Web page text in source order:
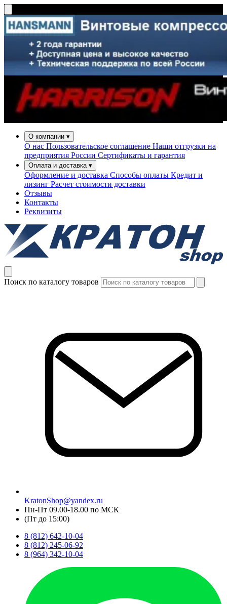
О компании ▾
О нас Пользовательское соглашение Наши отгрузки на
предприятия России Сертификаты и гарантия
Оплата и доставка ▾
Оформление и доставка Способы оплаты Кредит и
лизинг Расчет стоимости доставки
Отзывы
Контакты
Реквизиты
Поиск по каталогу товаров
KratonShop@yandex.ru
Пн-Пт 09.00-18.00 по МСК
(Пт до 15:00)
8 (812) 642-10-04
8 (812) 245-06-92
8 (964) 342-10-04